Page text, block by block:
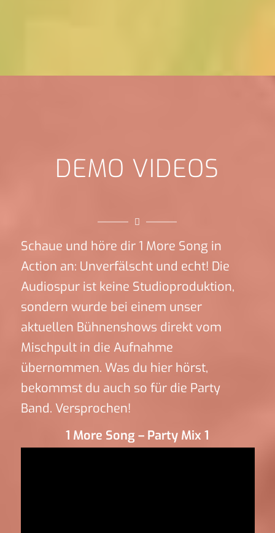
DEMO VIDEOS
Schaue und höre dir 1 More Song in
Action an: Unverfälscht und echt! Die
Audiospur ist keine Studioproduktion,
sondern wurde bei einem unser
aktuellen Bühnenshows direkt vom
Mischpult in die Aufnahme
übernommen. Was du hier hörst,
bekommst du auch so für die Party
Band. Versprochen!
1 More Song – Party Mix 1